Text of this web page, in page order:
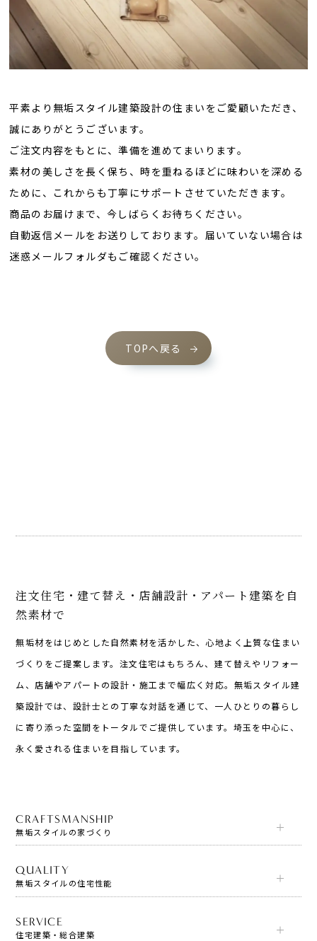
平素より無垢スタイル建築設計の住まいをご愛顧いただき、
誠にありがとうございます。
ご注文内容をもとに、準備を進めてまいります。
素材の美しさを長く保ち、時を重ねるほどに味わいを深める
ために、これからも丁寧にサポートさせていただきます。
商品のお届けまで、今しばらくお待ちください。
自動返信メールをお送りしております。届いていない場合は
迷惑メールフォルダもご確認ください。
TOPへ戻る
注文住宅・建て替え・店舗設計・アパート建築を自
然素材で
無垢材をはじめとした自然素材を活かした、心地よく上質な住まい
づくりをご提案します。注文住宅はもちろん、建て替えやリフォー
ム、店舗やアパートの設計・施工まで幅広く対応。無垢スタイル建
築設計では、設計士との丁寧な対話を通じて、一人ひとりの暮らし
に寄り添った空間をトータルでご提供しています。埼玉を中心に、
永く愛される住まいを目指しています。
CRAFTSMANSHIP
無垢スタイルの家づくり
QUALITY
無垢スタイルの住宅性能
SERVICE
住宅建築・総合建築